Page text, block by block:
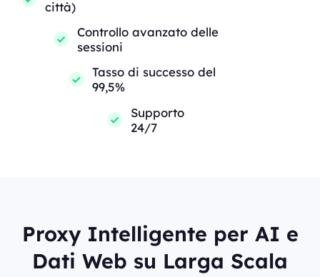
città)
Controllo avanzato delle
sessioni
Tasso di successo del
99,5%
Supporto
24/7
Proxy Intelligente per AI e
Dati Web su Larga Scala